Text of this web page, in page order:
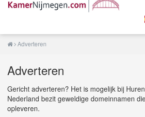
Adverteren
Adverteren
Gericht adverteren? Het is mogelijk bij
Nederland bezit geweldige domeinnamen
opleveren.